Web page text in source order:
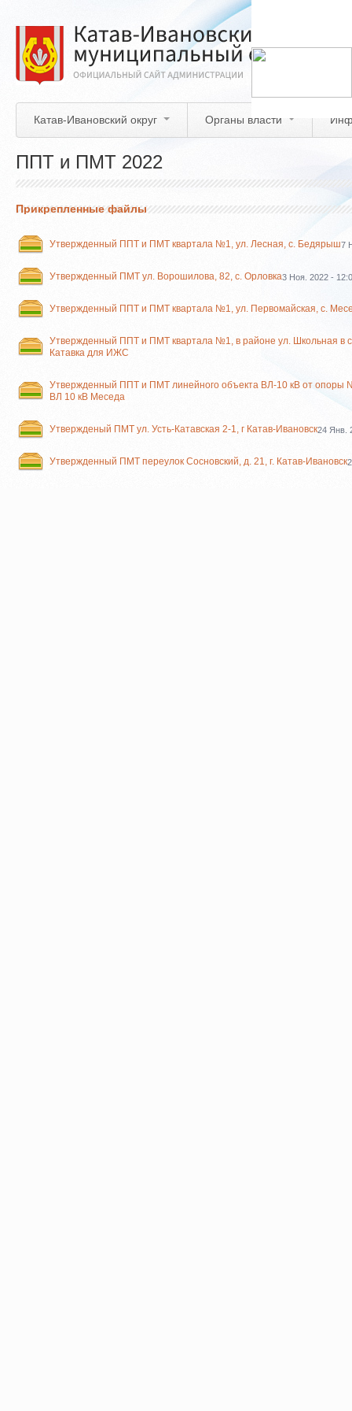
основному
содержанию
Катав-Ивановский округ Органы власти
ППТ и ПМТ 2022
Прикрепленные файлы
Утвержденный ППТ и ПМТ квартала №1, ул. Лесная, с. Бедярыш7
Утвержденный ПМТ ул. Ворошилова, 82, с. Орловка3 Ноя. 2022 -
Утвержденный ППТ и ПМТ квартала №1, ул. Первомайская, с.
Утвержденный ППТ и ПМТ квартала №1, в районе ул. Школьная в
Катавка для ИЖС
Утвержденный ППТ и ПМТ линейного объекта ВЛ-10 кВ от опоры
ВЛ 10 кВ Меседа
Утвержденый ПМТ ул. Усть-Катавская 2-1, г Катав-Ивановск24 Янв.
Утвержденный ПМТ переулок Сосновский, д. 21, г. Катав-Ивановск